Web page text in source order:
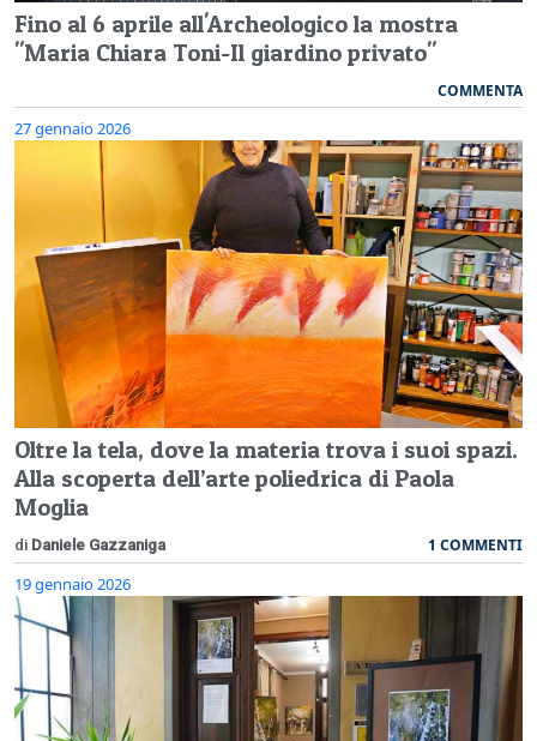
Fino al 6 aprile all'Archeologico la mostra
"Maria Chiara Toni-Il giardino privato"
COMMENTA
27 gennaio 2026
Oltre la tela, dove la materia trova i suoi spazi.
Alla scoperta dell’arte poliedrica di Paola
Moglia
di Daniele Gazzaniga 1 COMMENTI
19 gennaio 2026